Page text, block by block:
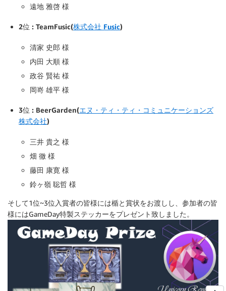
遠地 雅啓 様
2位 : TeamFusic(株式会社 Fusic)
清家 史郎 様
内田 大順 様
政谷 賢祐 様
岡嵜 雄平 様
3位 : BeerGarden(エヌ・ティ・ティ・コミュニケーションズ
株式会社)
三井 貴之 様
畑 徹 様
藤田 康寛 様
鈴ヶ嶺 聡哲 様
そして1位~3位入賞者の皆様には楯と賞状をお渡しし、参加者の皆
様にはGameDay特製ステッカーをプレゼント致しました。